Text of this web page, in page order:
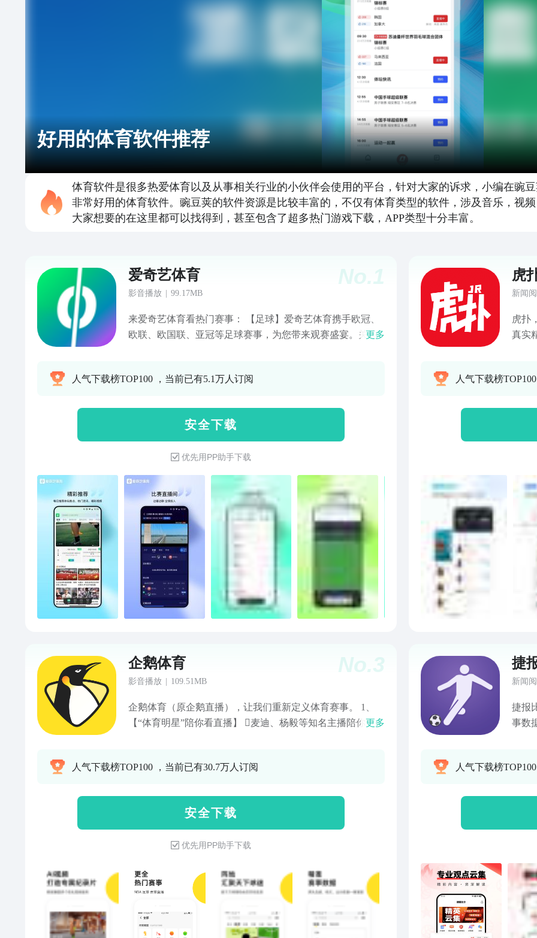
好用的体育软件推荐
体育软件是很多热爱体育以及从事相关行业的小伙伴会使用的平台，针对大家的诉求，小编在豌
非常好用的体育软件。豌豆荚的软件资源是比较丰富的，不仅有体育类型的软件，涉及音乐，视
大家想要的在这里都可以找得到，甚至包含了超多热门游戏下载，APP类型十分丰富。
No.1
爱奇艺体育
影音播放 99.17MB
来爱奇艺体育看热门赛事： 【足球】爱奇艺体育携手欧冠、
欧联、欧国联、亚冠等足球赛事，为您带来观赛盛宴。关注
这里全都有！ 【高尔夫】聚焦高尔夫在线观赛就在爱奇艺体
的产品】 爱体育会员：满足灵活观赛的用户需求。每月观看2
场比赛（非高尔夫），享跳广告、1080P高清画质、多语解
说、任性试看、额外购买单点优惠等特权； 爱足球会员：专
为足球迷设计的会员。可观看欧冠、欧联、欧国联、亚冠等
足球赛事，享跳广告、1080P高清画质、多语解说、任性试
看、非足球赛事单点优惠等特权； 赛事通产品：单个赛事死
忠粉的喜爱。可观看相应赛事全部内容，如欧冠赛事通、澳
网赛事通等。 【无与伦比的观赛体验】 超清画面，1080P流
畅无卡顿 多路信号，普通话、英语、粤语多语解说 原版节目
全媒体独播，高清直播画面 客服电话：400 890 1300 官方客
服微信公众号：爱奇艺体育/爱奇艺体育VIP 客服邮箱：
kefu@shinaisports.com 客服时间：每日9:30-22:00及每轮比赛
时间段 广告：ad@shinaisports.com 电话：01065959948；8077
商务：bd@shinaisports.com
更多
人气下载榜TOP100 ，当前已有5.1万人订阅
安 全 下 载
优先用PP助手下载
虎
新闻
虎扑
真实
享专
看神
获
播
大
日常
题？
观的
百态
刀、
与百
战队
教你
人气下载榜
No.3
企鹅体育
影音播放 109.51MB
企鹅体育（原企鹅直播），让我们重新定义体育赛事。 1、
【“体育明星”陪你看直播】 麦迪、杨毅等知名主播陪你一起
联网及技术算法的升级，只要开启鹅赛场模式，便可以随时
的运动达人，不服来战！ 3、【海量高清赛事，24小时直播】
热门赛事，NBA篮球、各国足球赛事、NFL、拳击、排球、
网球、斯诺克、健身等50多种运动项目16000多场热门赛事直
播和视频！ 4、【看比赛玩游戏，好看又好玩】 过去，看球
特色主播给你解说赛事，是目前超好玩的体育直播。 5、
【NBA头条，7X24小时资讯】 及时，专业，有深度的赛事报
道， 全球体育资讯、高品质原创内容、原汁原味球星生活动
态 。 想看NBA直播、台球直播、足球直播尽在企鹅 官网：
更多
人气下载榜TOP100 ，当前已有30.7万人订阅
安 全 下 载
优先用PP助手下载
捷
新闻
捷报
事数
推送
新闻
联赛
都
化
甲
英
人气下载榜